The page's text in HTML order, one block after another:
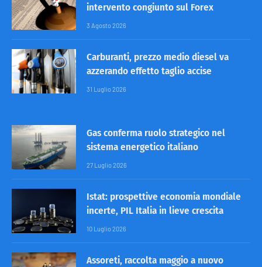
intervento congiunto sul Forex
3 Agosto 2026
Carburanti, prezzo medio diesel va
azzerando effetto taglio accise
31 Luglio 2026
Gas conferma ruolo strategico nel
sistema energetico italiano
27 Luglio 2026
Istat: prospettive economia mondiale
incerte, PIL Italia in lieve crescita
10 Luglio 2026
Assoreti, raccolta maggio a nuovo